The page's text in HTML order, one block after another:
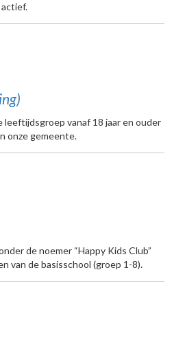
leeftijdsgroep vanaf 18 jaar en ouder
onze gemeente.
de noemer “Happy Kids Club”
van de basisschool (groep 1-8).